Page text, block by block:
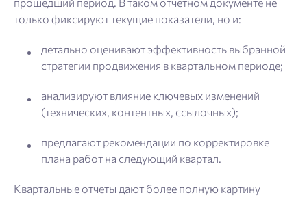
только фиксируют текущие показатели, но и:
детально оценивают эффективность выбранной
стратегии продвижения в квартальном периоде;
анализируют влияние ключевых изменений
(технических, контентных, ссылочных);
предлагают рекомендации по корректировке
плана работ на следующий квартал.
Квартальные отчеты дают более полную картину